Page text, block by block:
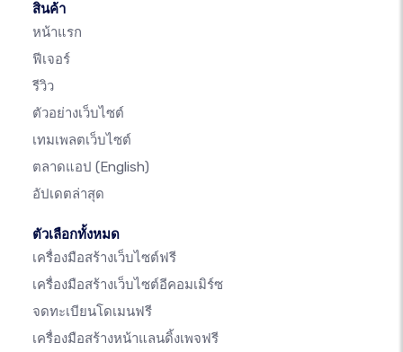
สินค้า
หน้าแรก
ฟีเจอร์
รีวิว
ตัวอย่างเว็บไซต์
เทมเพลตเว็บไซต์
ตลาดแอป (English)
อัปเดตล่าสุด
ตัวเลือกทั้งหมด
เครื่องมือสร้างเว็บไซต์ฟรี
เครื่องมือสร้างเว็บไซต์อีคอมเมิร์ซ
จดทะเบียนโดเมนฟรี
เครื่องมือสร้างหน้าแลนดิ้งเพจฟรี